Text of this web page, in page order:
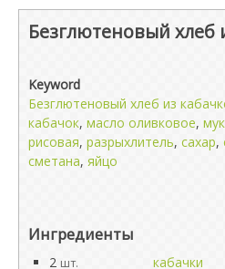
Безглютеновый хлеб
Keyword
Безглютеновый хлеб из
кабачок, масло оливковое,
рисовая, разрыхлитель, сахар,
сметана, яйцо
Ингредиенты
2 шт.
кабачки